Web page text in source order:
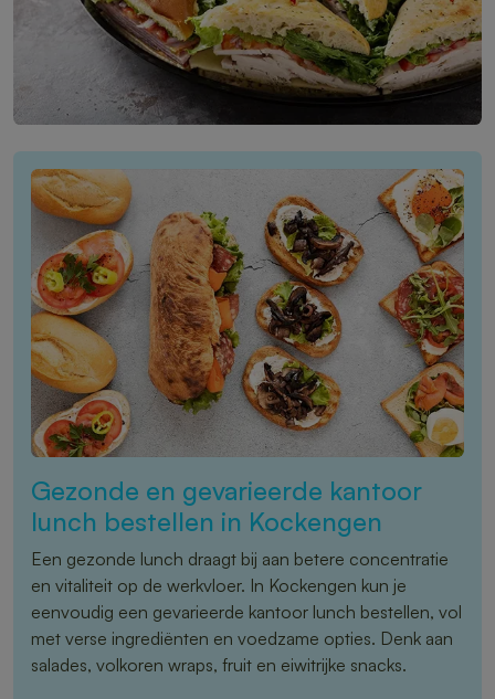
Gezonde en gevarieerde kantoor
lunch bestellen in Kockengen
Een gezonde lunch draagt bij aan betere concentratie
en vitaliteit op de werkvloer. In Kockengen kun je
eenvoudig een gevarieerde kantoor lunch bestellen, vol
met verse ingrediënten en voedzame opties. Denk aan
salades, volkoren wraps, fruit en eiwitrijke snacks.